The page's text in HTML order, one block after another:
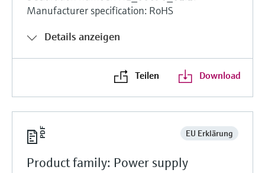
Manufacturer specification: RoHS
Details anzeigen
Teilen Download
EU Erklärung
Product family: Power supply